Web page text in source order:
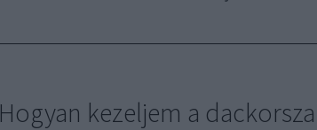
Hogyan kezeljem a